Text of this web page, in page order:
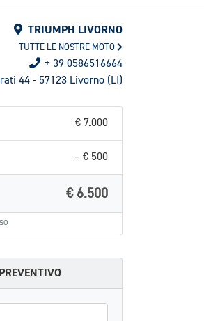
TRIUMPH LIVORNO
TUTTE LE NOSTRE MOTO
+ 39 0586516664
44 - 57123 Livorno (LI)
€ 7.000
– € 500
€ 6.500